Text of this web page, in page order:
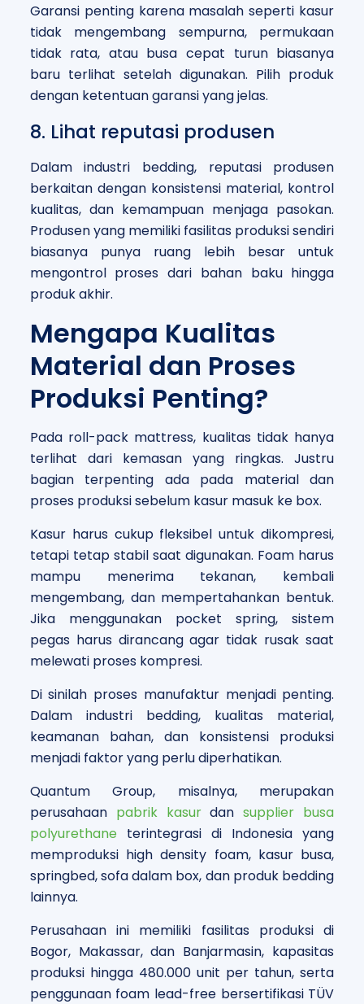
Garansi penting karena masalah seperti kasur
tidak mengembang sempurna, permukaan
tidak rata, atau busa cepat turun biasanya
baru terlihat setelah digunakan. Pilih produk
dengan ketentuan garansi yang jelas.
8. Lihat reputasi produsen
Dalam industri bedding, reputasi produsen
berkaitan dengan konsistensi material, kontrol
kualitas, dan kemampuan menjaga pasokan.
Produsen yang memiliki fasilitas produksi sendiri
biasanya punya ruang lebih besar untuk
mengontrol proses dari bahan baku hingga
produk akhir.
Mengapa Kualitas
Material dan Proses
Produksi Penting?
Pada roll-pack mattress, kualitas tidak hanya
terlihat dari kemasan yang ringkas. Justru
bagian terpenting ada pada material dan
proses produksi sebelum kasur masuk ke box.
Kasur harus cukup fleksibel untuk dikompresi,
tetapi tetap stabil saat digunakan. Foam harus
mampu menerima tekanan, kembali
mengembang, dan mempertahankan bentuk.
Jika menggunakan pocket spring, sistem
pegas harus dirancang agar tidak rusak saat
melewati proses kompresi.
Di sinilah proses manufaktur menjadi penting.
Dalam industri bedding, kualitas material,
keamanan bahan, dan konsistensi produksi
menjadi faktor yang perlu diperhatikan.
Quantum Group, misalnya, merupakan
perusahaan pabrik kasurdansupplier busa
polyurethane terintegrasi di Indonesia yang
memproduksi high density foam, kasur busa,
springbed, sofa dalam box, dan produk bedding
lainnya.
Perusahaan ini memiliki fasilitas produksi di
Bogor, Makassar, dan Banjarmasin, kapasitas
produksi hingga 480.000 unit per tahun, serta
penggunaan foam lead-free bersertifikasi TÜV